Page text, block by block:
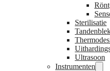
Sterilisatie
Ultrasoon
Instrumenten